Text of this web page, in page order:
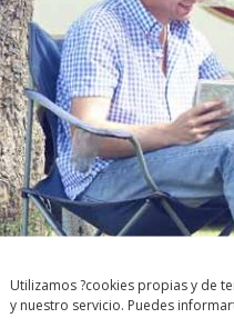
Utilizamos ?cookies propias y de
y nuestro servicio. Puedes